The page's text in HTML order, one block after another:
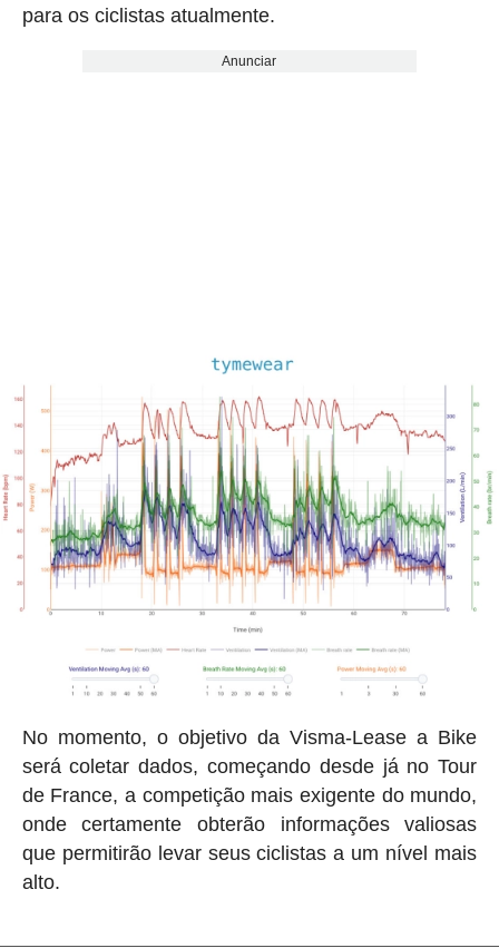
para os ciclistas atualmente.
Anunciar
No momento, o objetivo da Visma-Lease a Bike
será coletar dados, começando desde já no Tour
de France, a competição mais exigente do mundo,
onde certamente obterão informações valiosas
que permitirão levar seus ciclistas a um nível mais
alto.